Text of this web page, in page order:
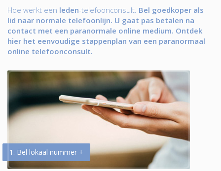
Hoe werkt een leden-telefoonconsult. Bel goedkoper als
lid naar normale telefoonlijn. U gaat pas betalen na
contact met een paranormale online medium. Ontdek
hier het eenvoudige stappenplan van een paranormaal
online telefoonconsult.
1. Bel lokaal nummer +